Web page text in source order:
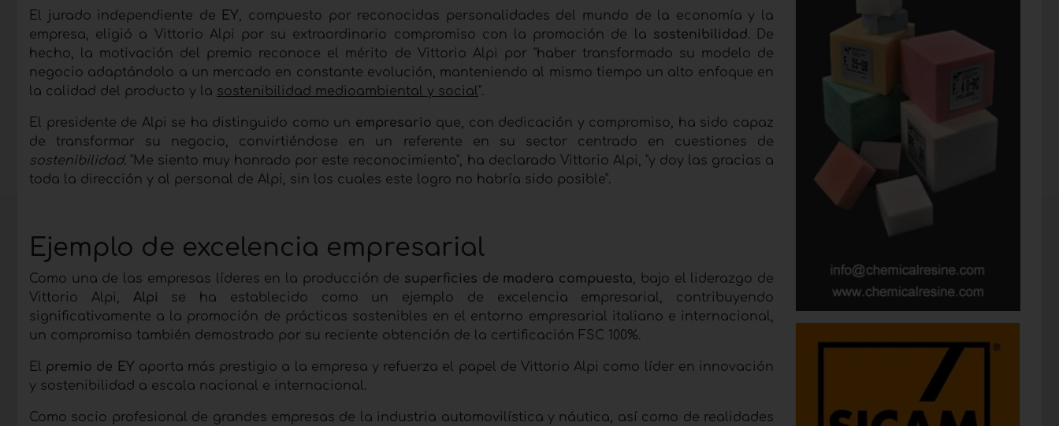
El jurado independiente de EY, compuesto por reconocidas personalidades del mundo de la economía y la
empresa, eligió a Vittorio Alpi por su extraordinario compromiso con la promoción de la sostenibilidad. De
hecho, la motivación del premio reconoce el mérito de Vittorio Alpi por "haber transformado su modelo de
negocio adaptándolo a un mercado en constante evolución, manteniendo al mismo tiempo un alto enfoque en
la calidad del producto y la sostenibilidad medioambiental y social".
El presidente de Alpi se ha distinguido como un empresario que, con dedicación y compromiso, ha sido capaz
de transformar su negocio, convirtiéndose en un referente en su sector centrado en cuestiones de
sostenibilidad. "Me siento muy honrado por este reconocimiento", ha declarado Vittorio Alpi, "y doy las gracias a
toda la dirección y al personal de Alpi, sin los cuales este logro no habría sido posible".
Ejemplo de excelencia empresarial
Como una de las empresas líderes en la producción de superficies de madera compuesta, bajo el liderazgo de
Vittorio Alpi, Alpi se ha establecido como un ejemplo de excelencia empresarial, contribuyendo
significativamente a la promoción de prácticas sostenibles en el entorno empresarial italiano e internacional,
un compromiso también demostrado por su reciente obtención de la certificación FSC 100%.
El premio de EY aporta más prestigio a la empresa y refuerza el papel de Vittorio Alpi como líder en innovación
y sostenibilidad a escala nacional e internacional.
Como socio profesional de grandes empresas de la industria automovilística y náutica, así como de realidades